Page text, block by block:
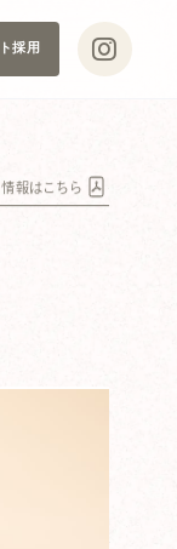
採用
報はこちら